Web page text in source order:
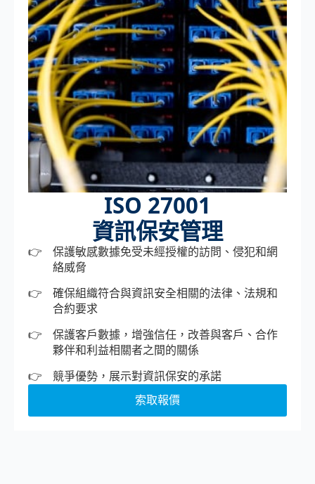
ISO 27001
資訊保安管理
保護敏感數據免受未經授權的訪問、侵犯和網
絡威脅
確保組織符合與資訊安全相關的法律、法規和
合約要求
保護客戶數據，增強信任，改善與客戶、合作
夥伴和利益相關者之間的關係
競爭優勢，展示對資訊保安的承諾
索取報價